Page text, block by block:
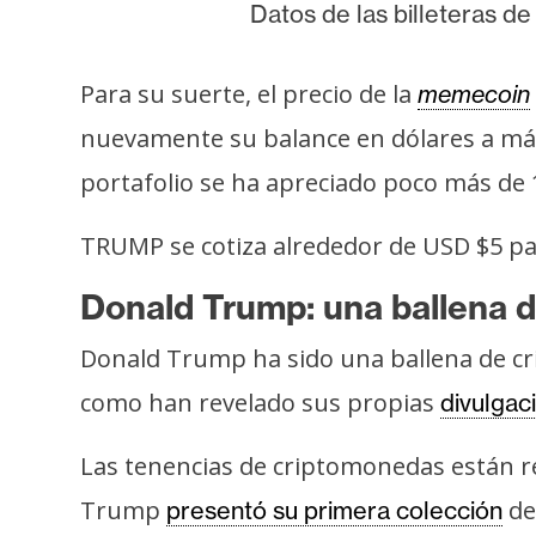
Datos de las billeteras
Para su suerte, el precio de la memecoin
nuevamente su balance en dólares a
portafolio se ha apreciado poco más
TRUMP se cotiza alrededor de USD $5
Donald Trump: una ballena
Donald Trump ha sido una ballena de
como han revelado sus propias
Las tenencias de criptomonedas están
Trump presentó su primera colección